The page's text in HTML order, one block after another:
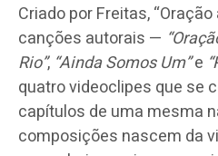
Criado por Freitas,
canções autorais —
Rio”, “Ainda Somos Um”e
quatro videoclipes que se
capítulos de uma mesma
composições nascem da